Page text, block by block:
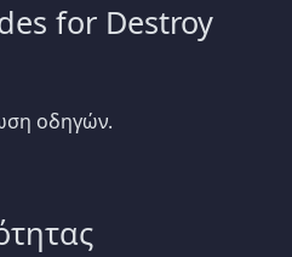
for Destroy
οδηγών.